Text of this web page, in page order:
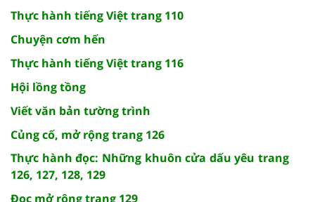
Thực hành tiếng Việt trang 110
Chuyện cơm hến
Thực hành tiếng Việt trang 116
Hội lồng tồng
Viết văn bản tường trình
Củng cố, mở rộng trang 126
Thực hành đọc: Những khuôn cửa dấu yêu trang
126, 127, 128, 129
Đọc mở rộng trang 129